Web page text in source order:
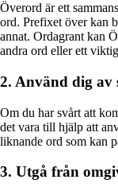
Överord är ett
ord. Prefixet över kan
annat. Ordagrant kan
andra ord eller ett
2. Använd dig av
Om du har svårt att
det vara till hjälp att
liknande ord som kan
3. Utgå från